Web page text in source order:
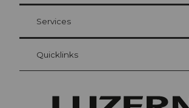
Gästekarte Luzern
Ihre Vorteile als Übernachtungsgast
Services
Quicklinks